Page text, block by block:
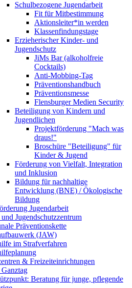
Schulbezogene Jugendarbeit
Fit für Mitbestimmung
Aktionsleiter*in werden
Klassenfindungstage
Erzieherischer Kinder- und
Jugendschutz
JiMs Bar (alkoholfreie
Cocktails)
Anti-Mobbing-Tag
Präventionshandbuch
Präventionsmesse
Flensburger Medien Security
Beteiligung von Kindern und
Jugendlichen
Projektförderung "Mach was
draus!"
Broschüre "Beteiligung" für
Kinder & Jugend
Förderung von Vielfalt, Integration
und Inklusion
Bildung für nachhaltige
Entwicklung (BNE) / Ökologische
Bildung
Jugendarbeit
Jugendschutzzentrum
Präventionskette
(JAW)
im Strafverfahren
& Freizeiteinrichtungen
Beratung für junge, pflegende